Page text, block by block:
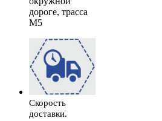
дороге, трасса
М5
Скорость
доставки.